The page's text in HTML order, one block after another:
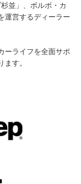
並」、ボルボ・カ
運営するディーラー
ーライフを全面サポ
す。